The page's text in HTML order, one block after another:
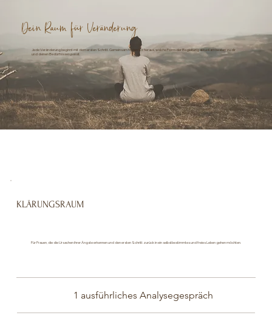
Dein Raum für Veränderung
Jede Veränderung beginnt mit dem ersten Schritt. Gemeinsam finden wir heraus, welche Form der Begleitung aktuell am besten zu dir
und deinen Bedürfnissen passt.
KLÄRUNGSRAUM
Für Frauen, die die Ursachen ihrer Ängste erkennen und den ersten Schritt zurück in ein selbstbestimmtes und freies Leben gehen möchten.
1 ausführliches Analysegespräch